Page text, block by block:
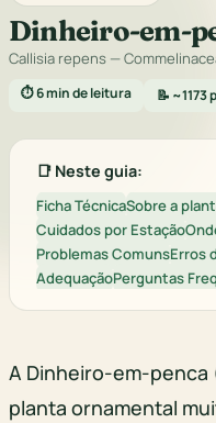
Dinheiro-em-
Callisia repens —
⏱️ 6 min de leitura 📝 ~1173
📑 Neste guia:
Ficha TécnicaSobre a
Cuidados por Estação
Problemas ComunsErros
AdequaçãoPerguntas
A Dinheiro-em-penca
planta ornamental